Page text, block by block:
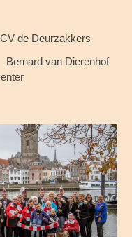
de Deurzakkers
Bernard van Dierenhof